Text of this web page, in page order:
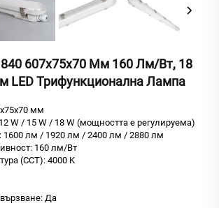
840 607x75x70 Мм 160 Лм/Вт, 18
LED Трифункционална Лампа
мм
W / 15 W / 18 W (мощността е регулируема)
1600 лм / 1920 лм / 2400 лм / 2880 лм
160 лм/Вт
(CCT): 4000 K
Да